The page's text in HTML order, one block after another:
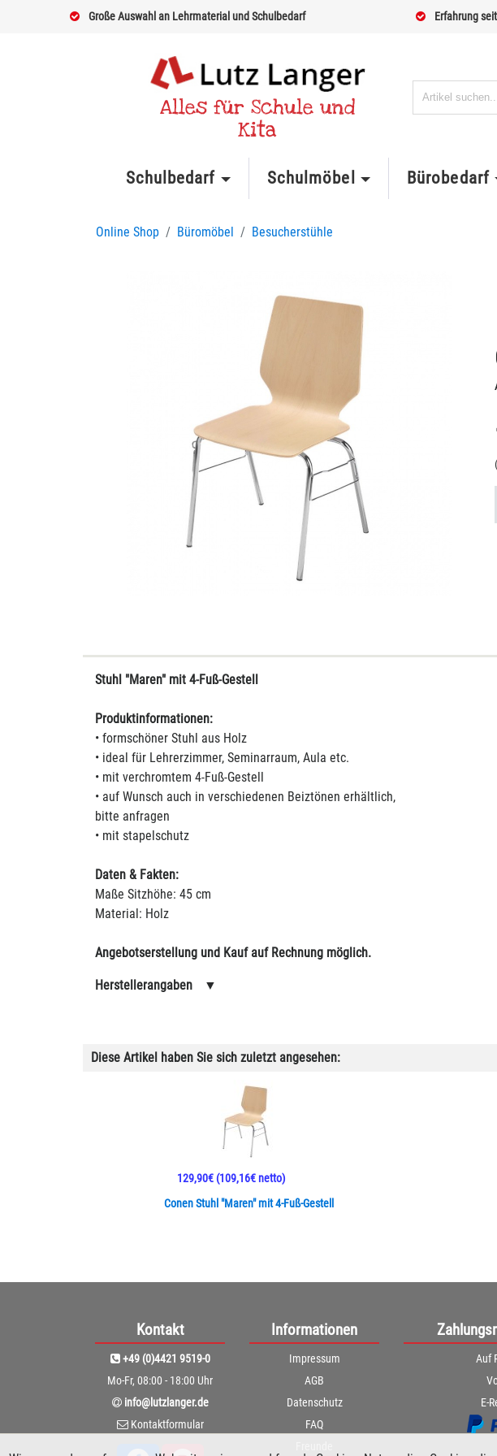
Große Auswahl an Lehrmaterial und Schulbedarf Erfahrung
Alles für Schule und
Kita
Schulbedarf Schulmöbel Bürobedarf
Online Shop Büromöbel Besucherstühle
(
Stuhl "Maren" mit 4-Fuß-Gestell
Produktinformationen:
• formschöner Stuhl aus Holz
• ideal für Lehrerzimmer, Seminarraum, Aula etc.
• mit verchromtem 4-Fuß-Gestell
• auf Wunsch auch in verschiedenen Beiztönen erhältlich,
bitte anfragen
• mit stapelschutz
Daten & Fakten:
Maße Sitzhöhe: 45 cm
Material: Holz
Angebotserstellung und Kauf auf Rechnung möglich.
Herstellerangaben ▼
Diese Artikel haben Sie sich zuletzt angesehen:
Conen Stuhl "Maren" mit 4-Fuß-Gestell
129,90€(109,16€ netto)
Kontakt
+49 (0)4421 9519-0
Mo-Fr, 08:00 - 18:00 Uhr
info@lutzlanger.de
Kontaktformular
Informationen
Impressum
AGB
Datenschutz
FAQ
Auf
E-